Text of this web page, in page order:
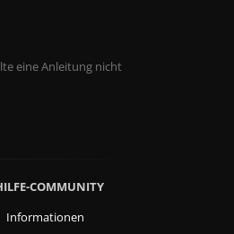
eine Anleitung nicht
COMMUNITY
Informationen